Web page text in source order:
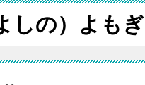
しの）よもぎ